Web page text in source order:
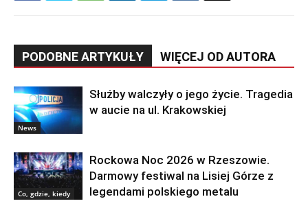
PODOBNE ARTYKUŁY WIĘCEJ OD AUTORA
News
Służby walczyły o jego życie. Tragedia
w aucie na ul. Krakowskiej
Co, gdzie, kiedy
Rockowa Noc 2026 w Rzeszowie.
Darmowy festiwal na Lisiej Górze z
legendami polskiego metalu